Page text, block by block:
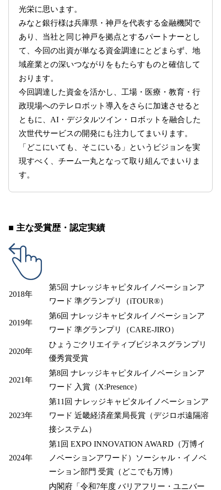
光栄に思います。
みなと銀行様は兵庫県・神戸を代表する金融機関で
あり、当社と同じ神戸を拠点とするパートナーとし
て、今回の出資が単なる資金調達にとどまらず、地
域産業との深いつながりをもたらすものと確信して
おります。
今回調達した資金を活かし、工場・医療・教育・行
政現場へのテレロボット導入をさらに加速させると
ともに、AI・デジタルツイン・ロボットを融合した
次世代サービスの開発にも注力してまいります。
「どこにいても、そこにいる」というビジョンを実
現すべく、チーム一丸となって取り組んでまいりま
す。
■ 主な受賞歴・認定実績
2018年
第5回 ナレッジキャピタルイノベーションア
ワード 準グランプリ（iTOUR®）
2019年
第6回 ナレッジキャピタルイノベーションア
ワード 準グランプリ（CARE-JIRO）
2020年
ひょうごクリエイティブビジネスグランプリ
優秀賞受賞
2021年
第8回 ナレッジキャピタルイノベーションア
ワード 入賞（X:Presence）
2023年
第11回 ナレッジキャピタルイノベーションア
ワード 近畿経済産業局長賞（デジロボ遠隔溶
接システム）
2024年
第1回 EXPO INNOVATION AWARD（万博イ
ノベーションアワード）ソーシャル・イノベ
ーション部門 受賞（どこでも万博）
内閣府「令和7年度 バリアフリー・ユニバー